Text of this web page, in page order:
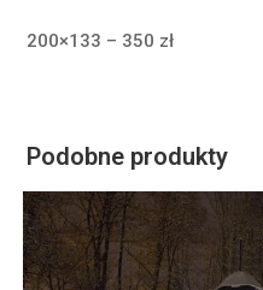
200×133 – 350 zł
Podobne produkty